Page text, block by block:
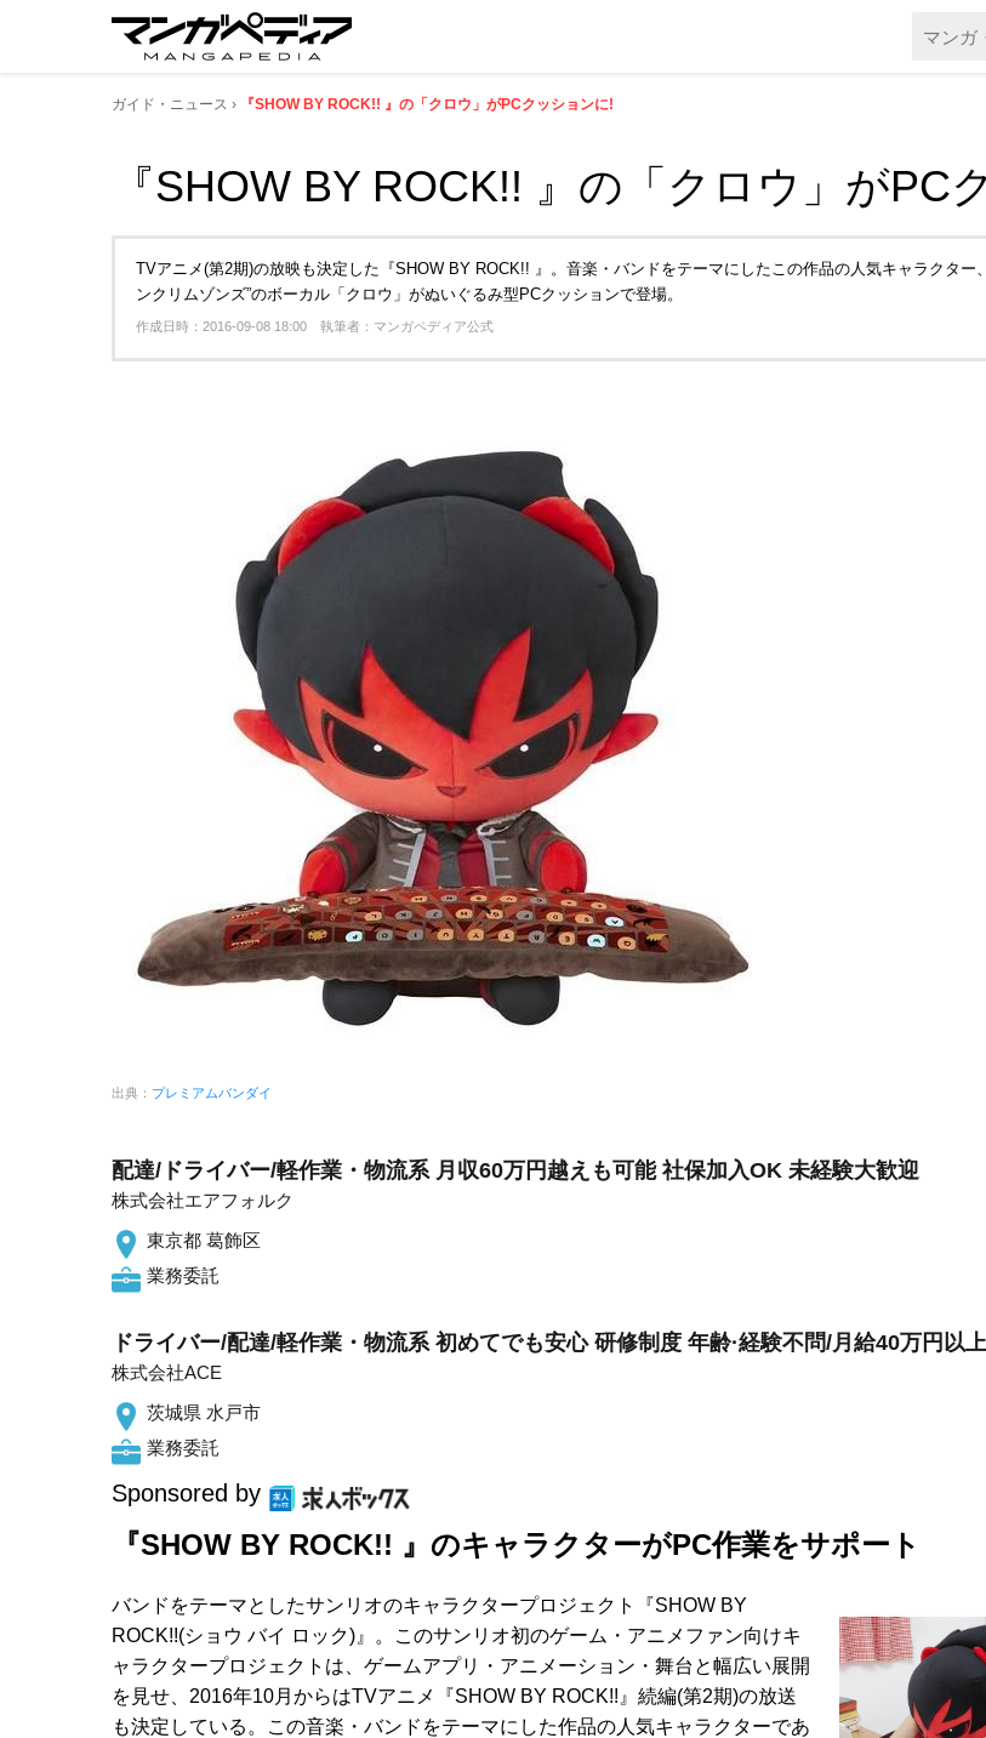
ガイド・ニュース 『SHOW BY ROCK!! 』の「クロウ」がPCクッションに!
『SHOW BY ROCK!! 』の「クロウ」がPC
TVアニメ(第2期)の放映も決定した『SHOW BY ROCK!! 』。音楽・バンドをテーマにしたこの作品の人気キャラクター
ンクリムゾンズ”のボーカル「クロウ」がぬいぐるみ型PCクッションで登場。
作成日時：2016-09-08 18:00 執筆者：マンガペディア公式
出典： プレミアムバンダイ
配達/ドライバー/軽作業・物流系 月収60万円越えも可能 社保加入OK 未経験大歓迎
株式会社エアフォルク
東京都 葛飾区
業務委託
ドライバー/配達/軽作業・物流系 初めてでも安心 研修制度 年齢·経験不問/月給40万円以
株式会社ACE
茨城県 水戸市
業務委託
Sponsored by
『SHOW BY ROCK!! 』のキャラクターがPC作業をサポート
バンドをテーマとしたサンリオのキャラクタープロジェクト『SHOW BY
ROCK!!(ショウ バイ ロック)』。このサンリオ初のゲーム・アニメファン向けキ
ャラクタープロジェクトは、ゲームアプリ・アニメーション・舞台と幅広い展開
を見せ、2016年10月からはTVアニメ『SHOW BY ROCK!!』続編(第2期)の放送
も決定している。この音楽・バンドをテーマにした作品の人気キャラクターであ